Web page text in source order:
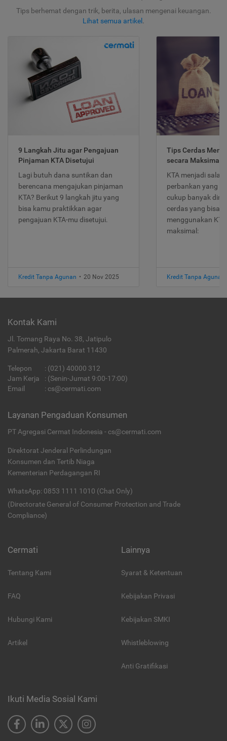
Tips berhemat dengan trik, berita, ulasan mengenai keuangan.
Lihat semua artikel .
9 Langkah Jitu agar Pengajuan
Pinjaman KTA Disetujui
Lagi butuh dana suntikan dan
berencana mengajukan pinjaman
KTA? Berikut 9 langkah jitu yang
bisa kamu praktikkan agar
pengajuan KTA-mu disetujui.
Kredit Tanpa Agunan • 20 Nov 2025
Tips Cerdas
secara Maksimal
KTA menjadi
perbankan yang
cukup banyak
cerdas yang bisa
menggunakan
maksimal:
Kredit Tanpa Agunan
Kontak Kami
Jl. Tomang Raya No. 38, Jatipulo
Palmerah, Jakarta Barat 11430
Telepon : (021) 40000 312
Jam Kerja
: (Senin-Jumat 9:00-17:00)
Email
: cs@cermati.com
Layanan Pengaduan Konsumen
PT Agregasi Cermat Indonesia - cs@cermati.com
Direktorat Jenderal Perlindungan
Konsumen dan Tertib Niaga
Kementerian Perdagangan RI
WhatsApp: 0853 1111 1010 (Chat Only)
(Directorate General of Consumer Protection and Trade
Compliance)
Cermati
Tentang Kami
FAQ
Hubungi Kami
Artikel
Lainnya
Syarat & Ketentuan
Kebijakan Privasi
Kebijakan SMKI
Whistleblowing
Anti Gratifikasi
Ikuti Media Sosial Kami